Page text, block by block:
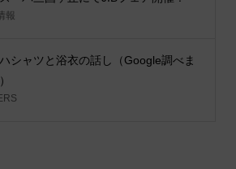
報
シャツと浴衣の話し（Google調べま